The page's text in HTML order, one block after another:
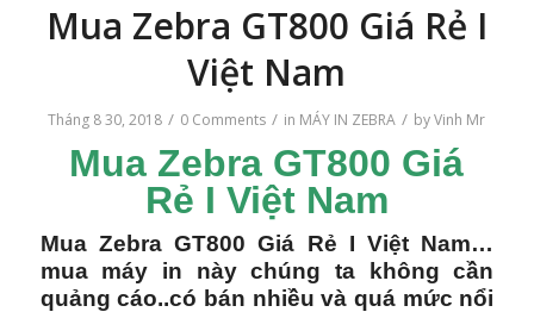
Mua Zebra GT800 Giá Rẻ I
Việt Nam
Tháng 8 30, 2018 / 0 Comments / in MÁY IN ZEBRA / byVinh Mr
Mua Zebra GT800 Giá
Rẻ I Việt Nam
Mua Zebra GT800 Giá Rẻ I Việt Nam…
mua máy in này chúng ta không cần
quảng cáo..có bán nhiều và quá mức nổi